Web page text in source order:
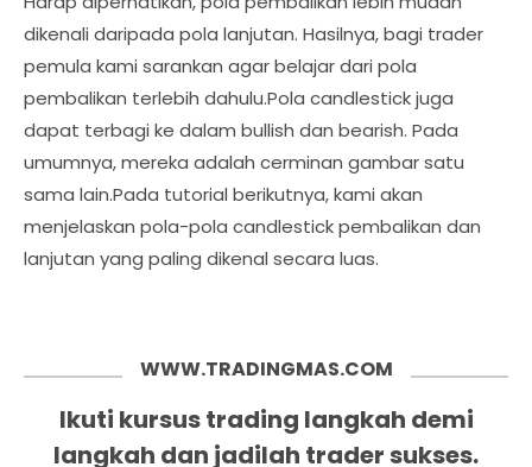
dikenali daripada pola lanjutan. Hasilnya, bagi trader
pemula kami sarankan agar belajar dari pola
pembalikan terlebih dahulu.Pola candlestick juga
dapat terbagi ke dalam bullish dan bearish. Pada
umumnya, mereka adalah cerminan gambar satu
sama lain.Pada tutorial berikutnya, kami akan
menjelaskan pola-pola candlestick pembalikan dan
lanjutan yang paling dikenal secara luas.
WWW.TRADINGMAS.COM
Ikuti kursus trading langkah demi
langkah dan jadilah trader sukses.